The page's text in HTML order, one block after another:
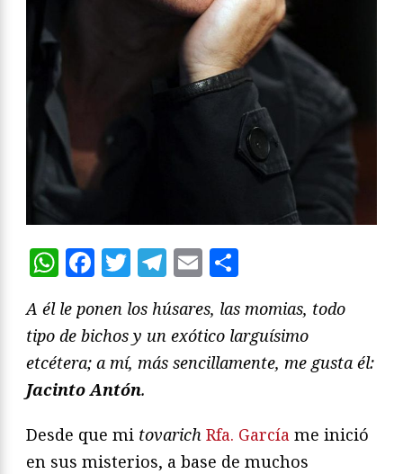
WhatsApp
Facebook
Twitter
Telegram
Email
A él le ponen los húsares, las momias, todo
tipo de bichos y un exótico larguísimo
etcétera; a mí, más sencillamente, me gusta él:
Jacinto Antón.
Desde que mi tovarich Rfa. García me inició
en sus misterios, a base de muchos